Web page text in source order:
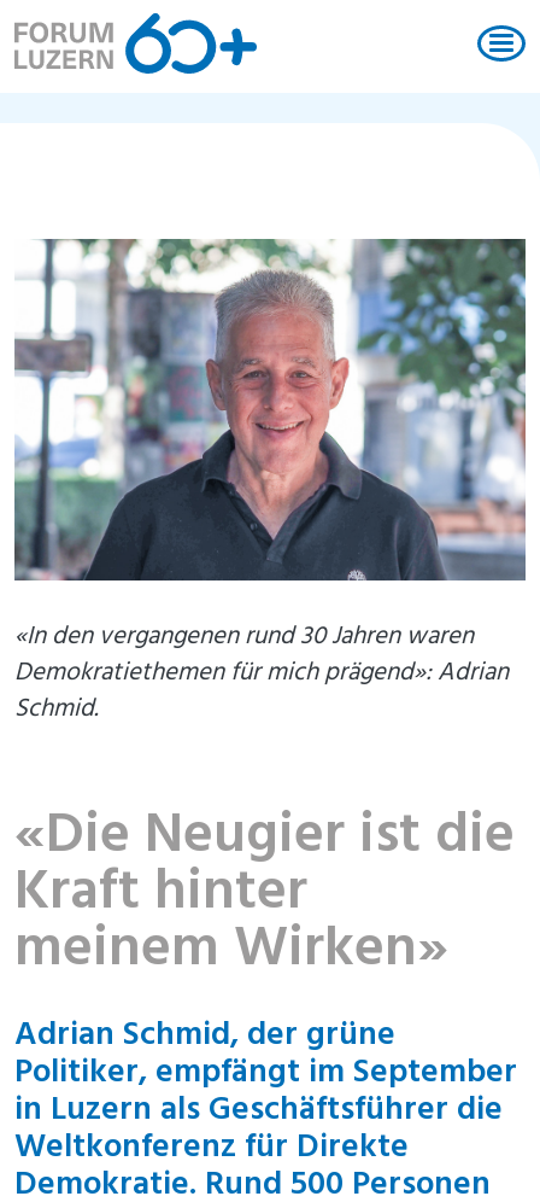
«In den vergangenen rund 30 Jahren waren
Demokratiethemen für mich prägend»: Adrian
Schmid.
«Die Neugier ist die
Kraft hinter
meinem Wirken»
Adrian Schmid, der grüne
Politiker, empfängt im September
in Luzern als Geschäftsführer die
Weltkonferenz für Direkte
Demokratie. Rund 500 Personen